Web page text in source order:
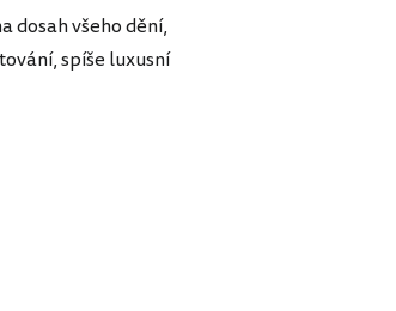
dosah všeho dění,
spíše luxusní